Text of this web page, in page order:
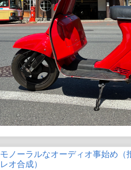
モノーラルなオーディオ事始め
レオ合成）